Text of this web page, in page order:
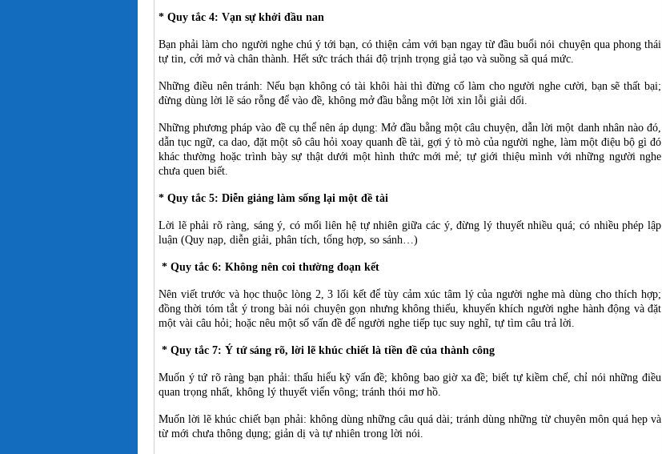
* Quy tắc 4: Vạn sự khởi đầu nan
Bạn phải làm cho người nghe chú ý tới bạn, có thiện cảm với bạn ngay từ đầu buổi nói chuyện qua phong thái
tự tin, cởi mở và chân thành. Hết sức trách thái độ trịnh trọng giả tạo và suồng sã quá mức.
Những điều nên tránh: Nếu bạn không có tài khôi hài thì đừng cố làm cho người nghe cười, bạn sẽ thất bại;
đừng dùng lời lẽ sáo rỗng để vào đề, không mở đầu bằng một lời xin lỗi giải dối.
Những phương pháp vào đề cụ thể nên áp dụng: Mở đầu bằng một câu chuyện, dẫn lời một danh nhân nào đó,
dẫn tục ngữ, ca dao, đặt một sô câu hỏi xoay quanh đề tài, gợi ý tò mò của người nghe, làm một điệu bộ gì đó
khác thường hoặc trình bày sự thật dưới một hình thức mới mẻ; tự giới thiệu mình với những người nghe
chưa quen biết.
* Quy tắc 5: Diễn giảng làm sống lại một đề tài
Lời lẽ phải rõ ràng, sáng ý, có mối liên hệ tự nhiên giữa các ý, đừng lý thuyết nhiều quá; có nhiều phép lập
luận (Quy nạp, diễn giải, phân tích, tổng hợp, so sánh…)
* Quy tắc 6: Không nên coi thường đoạn kết
Nên viết trước và học thuộc lòng 2, 3 lối kết để tùy cảm xúc tâm lý của người nghe mà dùng cho thích hợp;
đồng thời tóm tắt ý trong bài nói chuyện gọn nhưng không thiếu, khuyến khích người nghe hành động và đặt
một vài câu hỏi; hoặc nêu một số vấn đề để người nghe tiếp tục suy nghĩ, tự tìm câu trả lời.
* Quy tắc 7: Ý tứ sáng rõ, lời lẽ khúc chiết là tiền đề của thành công
Muốn ý tứ rõ ràng bạn phải: thấu hiểu kỹ vấn đề; không bao giờ xa đề; biết tự kiềm chế, chỉ nói những điều
quan trọng nhất, không lý thuyết viển vông; tránh thói mơ hồ.
Muốn lời lẽ khúc chiết bạn phải: không dùng những câu quá dài; tránh dùng những từ chuyên môn quá hẹp và
từ mới chưa thông dụng; giản dị và tự nhiên trong lời nói.